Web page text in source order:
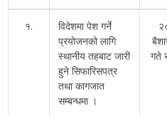
१.
विदेशमा पेश गर्ने
प्रयोजनको लागि
स्थानीय तहबाट जारी
हुने सिफारिसपत्र
तथा कागजात
सम्बन्धमा ।
गते